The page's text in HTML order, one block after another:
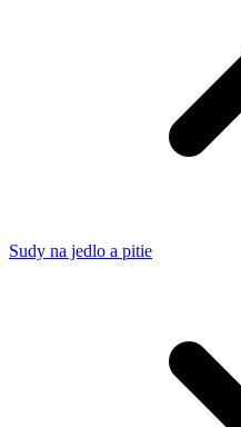
Sudy na jedlo a pitie